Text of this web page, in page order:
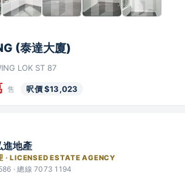
(泰達大廈)
LOK ST 87
售 呎價 $13,023
地產
· LICENSED ESTATE AGENCY
· 總線 7073 1194